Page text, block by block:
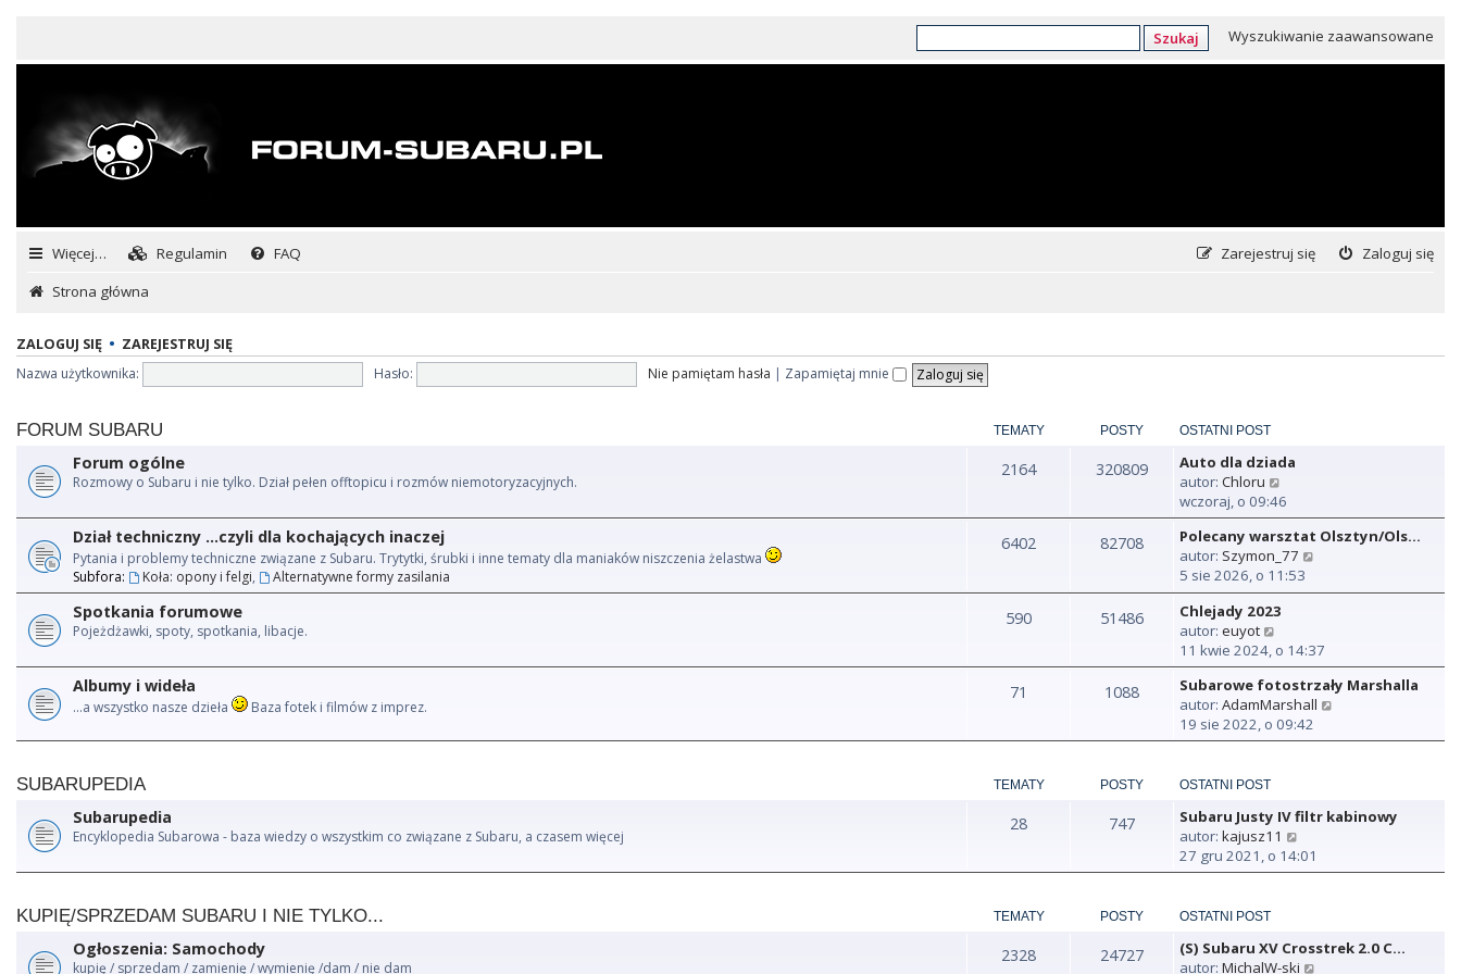
Szukaj Wyszukiwanie zaawansowane
Więcej… Regulamin FAQ Zaloguj się
Zarejestruj się
Strona główna
ZALOGUJ SIĘ • ZAREJESTRUJ SIĘ
Nazwa użytkownika:
Hasło: Nie pamiętam hasła | Zapamiętaj mnie
FORUM SUBARU TEMATY POSTY OSTATNI POST
Forum ogólne
Rozmowy o Subaru i nie tylko. Dział pełen offtopicu i rozmów niemotoryzacyjnych.
2164 320809
Auto dla dziada
autor: Chloru
y
ś
w
i
e
t
a
n
o
w
p
o
s
t
wczoraj, o 09:46
Dział techniczny ...czyli dla kochających inaczej
Pytania i problemy techniczne związane z Subaru. Trytytki, śrubki i inne tematy dla maniaków niszczenia żelastwa
Subfora:
Koła: opony i felgi, Alternatywne formy zasilania
6402 82708
Polecany warsztat Olsztyn/Ols…
autor: Szymon_77
ś
e
t
l
n
s
y
t
5 sie 2026, o 11:53
Spotkania forumowe
Pojeżdżawki, spoty, spotkania, libacje.
590 51486
Chlejady 2023
autor: euyot
y
ś
w
i
e
t
j
n
o
y
p
11 kwie 2024, o 14:37
Albumy i wideła
...a wszystko nasze dzieła Baza fotek i filmów z imprez.
71 1088
Subarowe fotostrzały Marshalla
autor: AdamMarshall
ś
t
a
w
19 sie 2022, o 09:42
SUBARUPEDIA TEMATY POSTY OSTATNI POST
Subarupedia
Encyklopedia Subarowa - baza wiedzy o wszystkim co związane z Subaru, a czasem więcej
28 747
Subaru Justy IV filtr kabinowy
autor: kajusz11
y
ś
t
27 gru 2021, o 14:01
KUPIĘ/SPRZEDAM SUBARU I NIE TYLKO... TEMATY POSTY OSTATNI POST
Ogłoszenia: Samochody
kupię / sprzedam / zamienię / wymienię /dam / nie dam
2328 24727
(S) Subaru XV Crosstrek 2.0 C…
autor: MichalW-ski